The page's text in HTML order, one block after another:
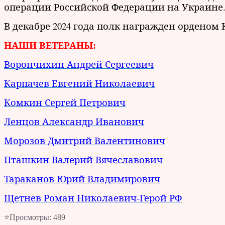
операции Российской Федерации на Украине.
В декабре 2024 года полк награжден орденом
НАШИ ВЕТЕРАНЫ:
Ворончихин Андрей Сергеевич
Карпачев Евгений Николаевич
Комкин Сергей Петрович
Ленцов Александр Иванович
Морозов Дмитрий Валентинович
Пташкин Валерий Вячеславович
Тараканов Юрий Владимирович
Щетнев Роман Николаевич-Герой РФ
⭐Просмотры: 489